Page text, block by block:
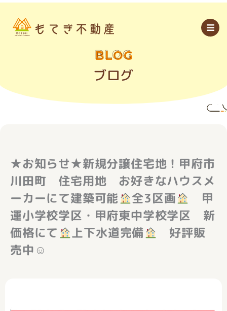
内
BLOG
ブログ
★お知らせ★新規分譲住宅地！甲府市
川田町 住宅用地 お好きなハウスメ
ーカーにて建築可能
全3区画
甲
運小学校学区・甲府東中学校学区 新
価格にて
上下水道完備
好評販
売中☺